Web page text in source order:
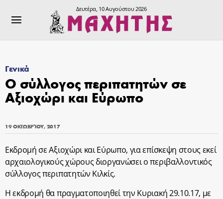
Δευτέρα, 10 Αυγούστου 2026
Γενικά
Ο σύλλογος περιπατητών σε
Αξιοχώρι και Εύρωπο
19 ΟΚΤΩΒΡΊΟΥ, 2017
Εκδρομή σε Αξιοχώρι και Εύρωπο, για επίσκεψη στους εκεί
αρχαιολογικούς χώρους διοργανώσει ο περιβαλλοντικός
σύλλογος περιπατητών Κιλκίς.
Η εκδρομή θα πραγματοποιηθεί την Κυριακή 29.10.17, με